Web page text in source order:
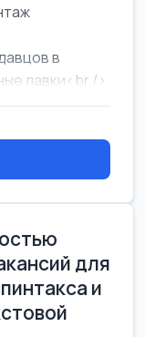
в
лавки<br />
для
и